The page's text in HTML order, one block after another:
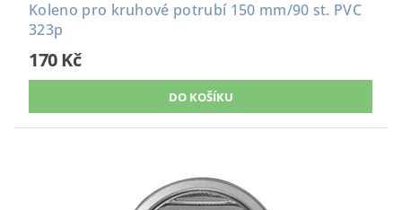
Koleno pro kruhové potrubí 150 mm/90 st. PVC
323p
170 Kč